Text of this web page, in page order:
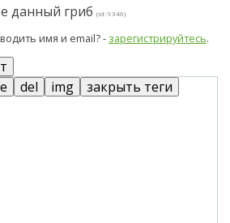
данный гриб (id: 9346)
имя и email? - зарегистрируйтесь.